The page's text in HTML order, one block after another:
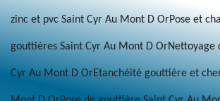
zinc et pvc Saint Cyr Au Mont D OrPose et
gouttières Saint Cyr Au Mont D OrNettoyage
Cyr Au Mont D OrEtanchéité gouttière et